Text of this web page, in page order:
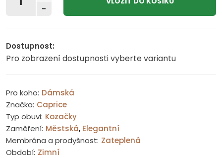
-
Dostupnost:
Pro zobrazení dostupnosti vyberte variantu
Pro koho: Dámská
Značka: Caprice
Typ obuvi: Kozačky
Zaměření: Městská, Elegantní
Membrána a prodyšnost: Zateplená
Období: Zimní